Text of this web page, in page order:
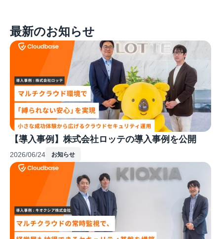
最新のお知らせ
【導入事例】株式会社ロッテの導入事例を公開
2026/06/24 お知らせ